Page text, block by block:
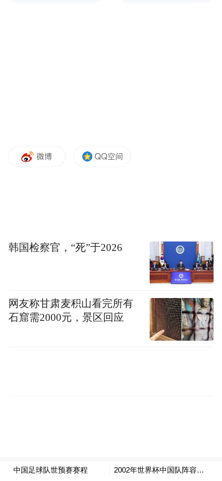
韩国检察官，“死”于2026
网友称甘肃麦积山看完所有
石窟需2000元，景区回应